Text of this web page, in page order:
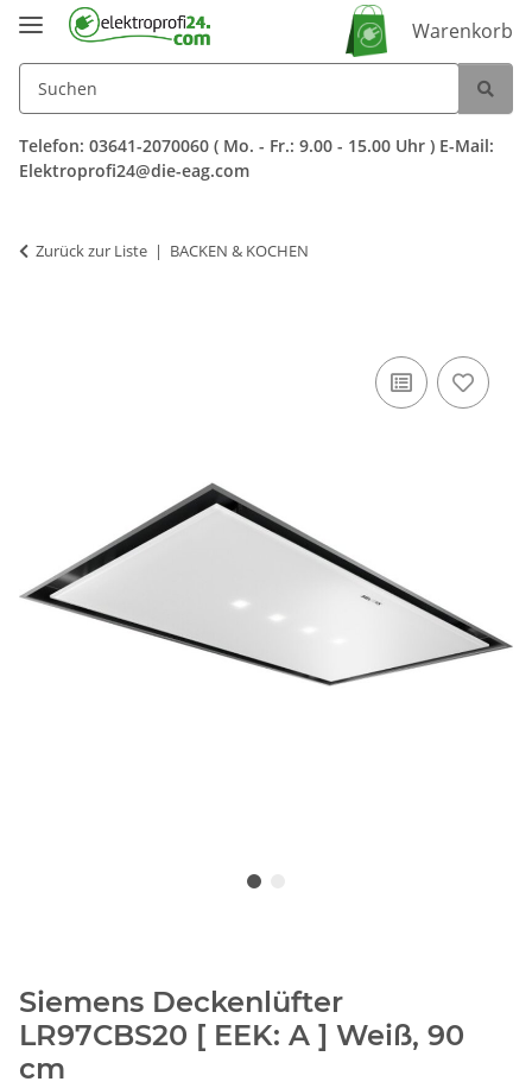
Warenkorb
Telefon: 03641-2070060 ( Mo. - Fr.: 9.00 - 15.00 Uhr ) E-Mail:
Elektroprofi24@die-eag.com
Zurück zur Liste BACKEN & KOCHEN
Siemens Deckenlüfter
LR97CBS20 [ EEK: A ] Weiß, 90
cm